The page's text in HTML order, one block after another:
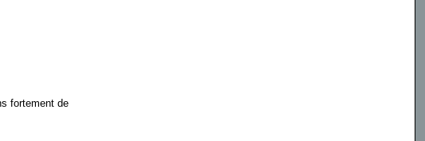
fortement de